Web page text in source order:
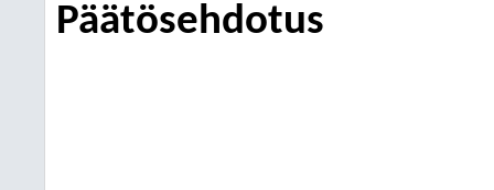
Päätösehdotus